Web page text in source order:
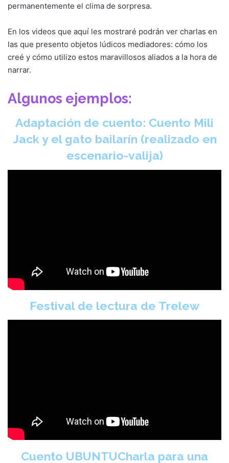
permanentemente el clima de sorpresa.
En los videos que aquí les mostraré podrán ver charlas en
las que presento objetos lúdicos mediadores: cómo los
creé y cómo utilizo estos maravillosos aliados a la hora de
narrar.
Algunos ejemplos:
Adaptación de cuento: Cuento Mili
Jack y el gato bailarín (realizado en
escenario-valija)
Festival de lectura de Trelew
Cuento UBUNTUCharla para una